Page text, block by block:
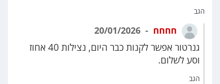
הגב
חחחח
גנרטור אפשר לקנות כבר היום, נצילות 40 אחוז
וסע לשלום.
הגב